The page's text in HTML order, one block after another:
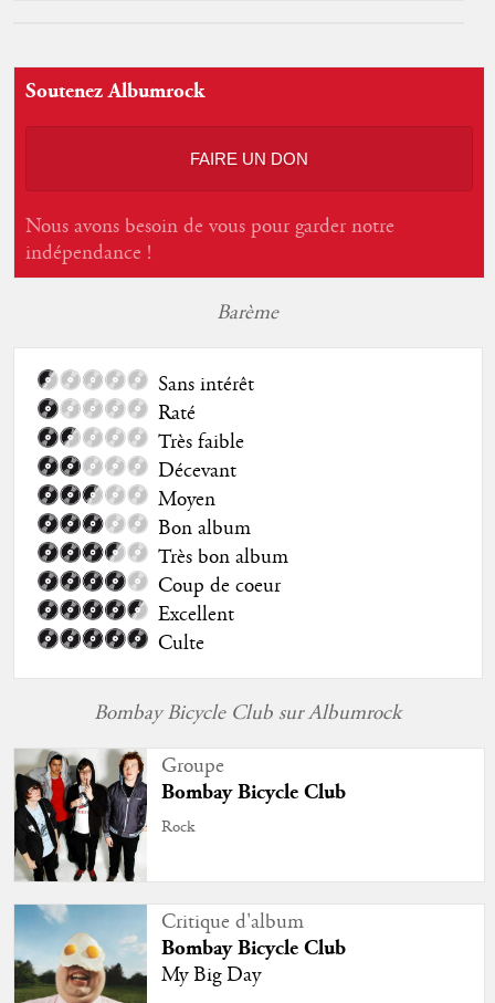
Soutenez Albumrock
FAIRE UN DON
Nous avons besoin de vous pour garder notre
indépendance !
Barème
Sans intérêt
Raté
Très faible
Décevant
Moyen
Bon album
Très bon album
Coup de coeur
Excellent
Culte
Bombay Bicycle Club sur Albumrock
Groupe
Bombay Bicycle Club
Rock
Critique d'album
Bombay Bicycle Club
My Big Day